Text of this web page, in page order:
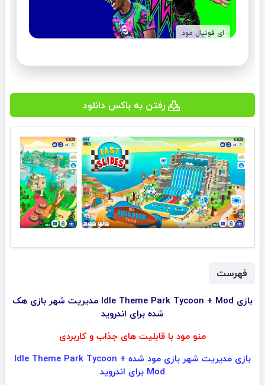
ای فوتبال مود
رفتن به باکس دانلود
فهرست
بازی Idle Theme Park Tycoon + Mod مدیریت شهر بازی هک
شده برای اندروید
منو مود با قابلیت های جذاب و کاربردی
بازی مدیریت شهر بازی مود شده Idle Theme Park Tycoon +
Mod برای اندروید